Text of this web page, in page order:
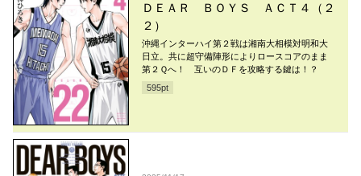
ＤＥＡＲ ＢＯＹＳ ＡＣＴ４（２
２）
沖縄インターハイ第２戦は湘南大相模対明和大
日立。共に超守備陣形によりロースコアのまま
第２Ｑへ！ 互いのＤＦを攻略する鍵は！？
595pt